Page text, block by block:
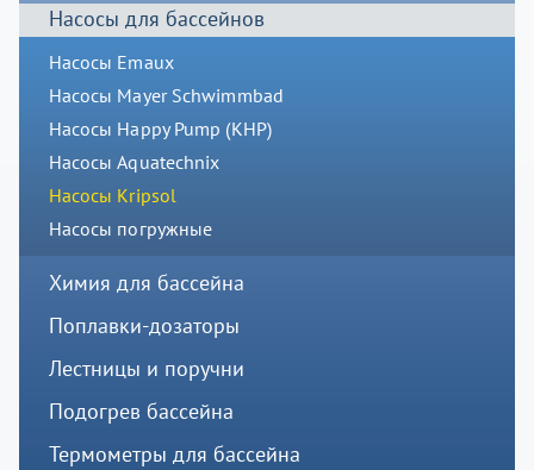
Насосы для бассейнов
Насосы Emaux
Насосы Mayer Schwimmbad
Насосы Happy Pump (КНР)
Насосы Aquatechnix
Насосы Kripsol
Насосы погружные
Химия для бассейна
Поплавки-дозаторы
Лестницы и поручни
Подогрев бассейна
Термометры для бассейна